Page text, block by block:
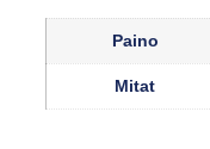
Paino
Mitat